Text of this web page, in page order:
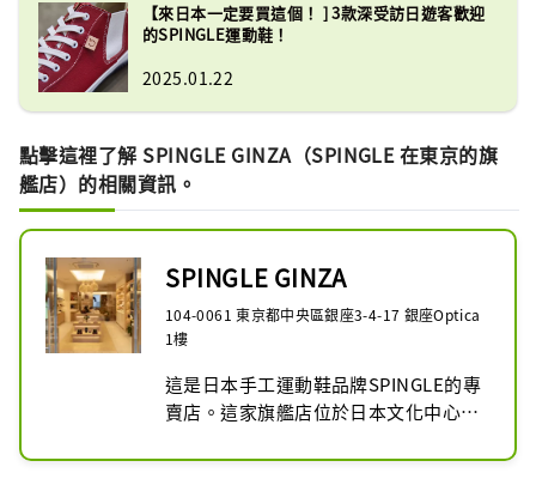
【來日本一定要買這個！ ] 3款深受訪日遊客歡迎
的SPINGLE運動鞋！
2025.01.22
點擊這裡了解 SPINGLE GINZA（SPINGLE 在東京的旗
艦店）的相關資訊。
SPINGLE GINZA
104-0061 東京都中央區銀座3-4-17 銀座Optica
1樓
這是日本手工運動鞋品牌SPINGLE的專
賣店。這家旗艦店位於日本文化中心銀
SPINGLE品牌鞋履。 SPINGLE的特點